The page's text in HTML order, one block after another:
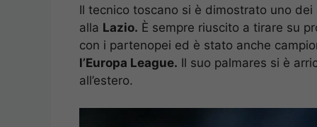
Il tecnico toscano si è dimostrato uno
alla Lazio. È sempre riuscito a tirare su
con i partenopei ed è stato anche
l’Europa League. Il suo palmares si è
all’estero.